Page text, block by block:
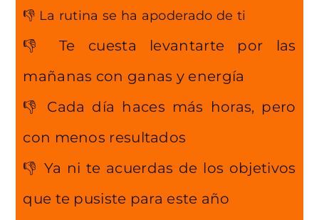
👎 La rutina se ha apoderado de ti
👎 Te cuesta levantarte por las
mañanas con ganas y energía
👎 Cada día haces más horas, pero
con menos resultados
👎 Ya ni te acuerdas de los objetivos
que te pusiste para este año